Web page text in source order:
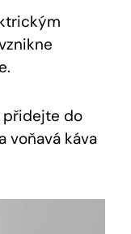
přidejte do
voňavá káva